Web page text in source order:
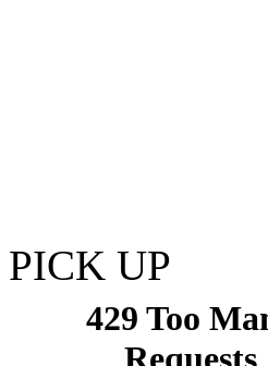
PICK UP